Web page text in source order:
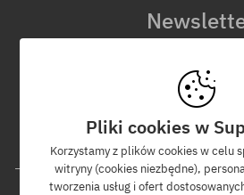
nowościach i
Dodatkowo otrzymasz kod rabatowy -
Twój adres e-mail
Pliki cookies w
Korzystamy z plików cookies w celu
witryny (cookies niezbędne),
tworzenia usług i ofert